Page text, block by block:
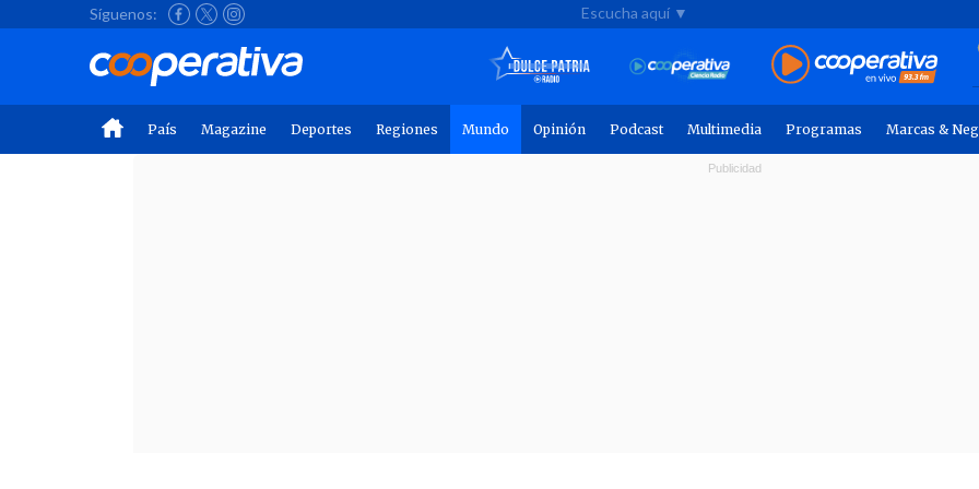
Síguenos: Escucha aquí ▼
País Magazine Deportes Regiones Mundo Opinión Podcast Multimedia Programas Marcas &